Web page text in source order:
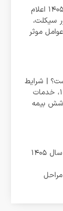
قیمت بیمه موتور سیکلت ۱۴۰۵ اعلام
سیکلت،
موثر
| شرایط
بیمه سلامت روستایی ۱۴۰۵، خدمات
بیمه
نتایج آزمون ورودی سمپاد سال ۱۴۰۵